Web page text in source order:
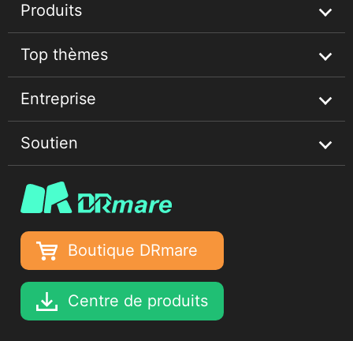
Boutique DRmare
Centre de produits
Produits
Streaming Audio Recorder
Top thèmes
Guides musicaux Spotify
Conseils Deezer Music
Entreprise
À propos
Confidentialité
Conditions d'utilisation
Déclaration de droits d'auteur
Entreprise
Soutien
Centre d'aide
Tutoriels
Mise à niveau et remboursement